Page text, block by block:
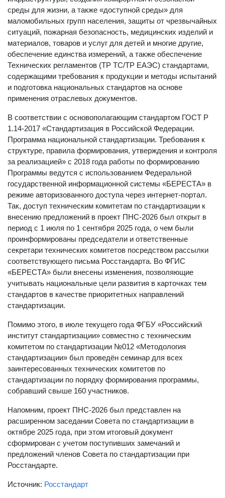
среды для жизни, а также «доступной среды» для
маломобильных групп населения, защиты от чрезвычайных
ситуаций, пожарная безопасность, медицинских изделий и
материалов, товаров и услуг для детей и многие другие,
обеспечение единства измерений, а также обеспечение
Технических регламентов (ТР ТС/ТР ЕАЭС) стандартами,
содержащими требования к продукции и методы испытаний
и подготовка национальных стандартов на основе
применения отраслевых документов.
В соответствии с основополагающим стандартом ГОСТ Р
1.14-2017 «Стандартизация в Российской Федерации.
Программа национальной стандартизации. Требования к
структуре, правила формирования, утверждения и контроля
за реализацией» с 2018 года работы по формированию
Программы ведутся с использованием Федеральной
государственной информационной системы «БЕРЕСТА» в
режиме авторизованного доступа через интернет-портал.
Так, доступ техническим комитетам по стандартизации к
внесению предложений в проект ПНС-2026 был открыт в
период с 1 июля по 1 сентября 2025 года, о чем были
проинформированы председатели и ответственные
секретари технических комитетов посредством рассылки
соответствующего письма Росстандарта. Во ФГИС
«БЕРЕСТА» были внесены изменения, позволяющие
учитывать национальные цели развития в карточках тем
стандартов в качестве приоритетных направлений
стандартизации.
Помимо этого, в июле текущего года ФГБУ «Российский
институт стандартизации» совместно с техническим
комитетом по стандартизации №012 «Методология
стандартизации» был проведён семинар для всех
заинтересованных технических комитетов по
стандартизации по порядку формирования программы,
собравший свыше 160 участников.
Напомним, проект ПНС-2026 был представлен на
расширенном заседании Совета по стандартизации в
октябре 2025 года, при этом итоговый документ
сформирован с учетом поступивших замечаний и
предложений членов Совета по стандартизации при
Росстандарте.
Источник: Росстандарт